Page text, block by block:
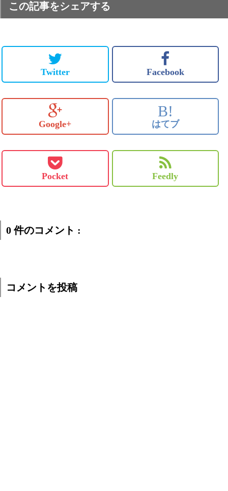
この記事をシェアする
Twitter Facebook
Google+
B!
はてブ
Pocket Feedly
0 件のコメント :
コメントを投稿